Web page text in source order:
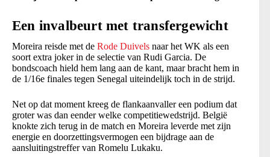
Een invalbeurt met transfergewicht
Moreira reisde met de Rode Duivels naar het WK als een
soort extra joker in de selectie van Rudi Garcia. De
bondscoach hield hem lang aan de kant, maar bracht hem in
de 1/16e finales tegen Senegal uiteindelijk toch in de strijd.
Net op dat moment kreeg de flankaanvaller een podium dat
groter was dan eender welke competitiewedstrijd. België
knokte zich terug in de match en Moreira leverde met zijn
energie en doorzettingsvermogen een bijdrage aan de
aansluitingstreffer van Romelu Lukaku.